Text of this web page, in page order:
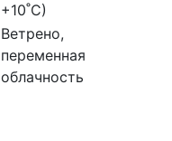
+10˚C)
Ветрено,
переменная
облачность